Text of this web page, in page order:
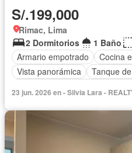
S/.199,000
Rimac, Lima
2 Dormitorios
1 Baño
Armario empotrado
Cocina
Vista panorámica
Tanque
Acceso para personas con
Jardín
23 jun. 2026 en - Silvia Lara -